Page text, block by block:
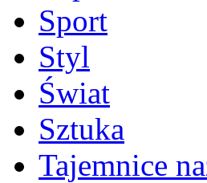
Sport
Styl
Świat
Sztuka
Tajemnice